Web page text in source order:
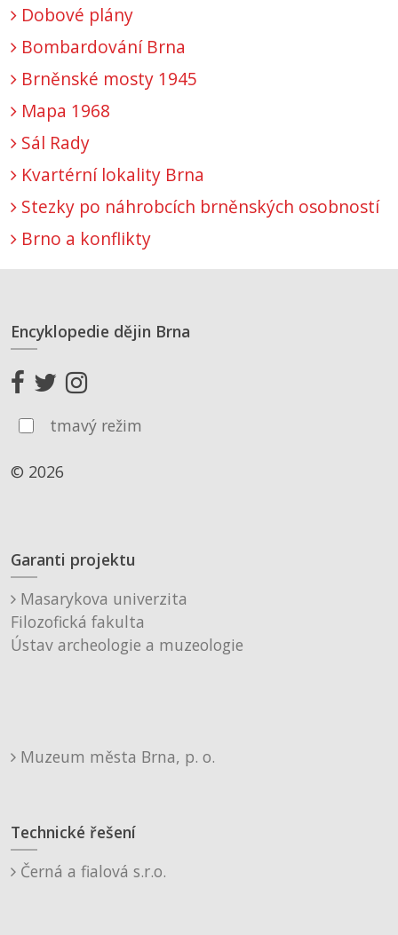
Dobové plány
Bombardování Brna
Brněnské mosty 1945
Mapa 1968
Sál Rady
Kvartérní lokality Brna
Stezky po náhrobcích brněnských osobností
Brno a konflikty
Encyklopedie dějin Brna
tmavý režim
© 2026
Garanti projektu
Masarykova univerzita
Filozofická fakulta
Ústav archeologie a muzeologie
Muzeum města Brna, p. o.
Technické řešení
Černá a fialová s.r.o.